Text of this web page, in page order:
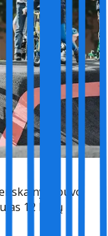
buvo
12 butų